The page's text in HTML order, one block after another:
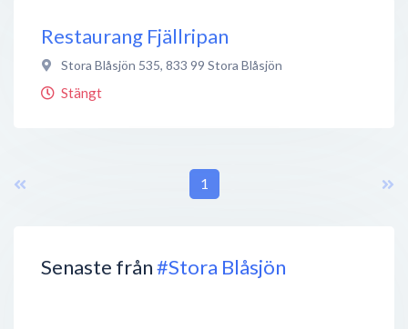
Senaste från#Stora Blåsjön
Restaurang Fjällripan
Stora Blåsjön 535, 833 99 Stora Blåsjön
Stängt
1